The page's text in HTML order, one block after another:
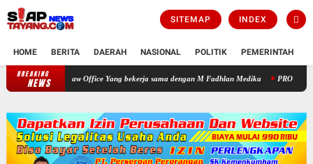
SITEMAP INDEX
HOME BERITA DAERAH NASIONAL POLITIK PEMERINTAH
BREAKING
NEWS Warga Apresiasi Pengobatan Gratis yang Digelar HNP Law Office